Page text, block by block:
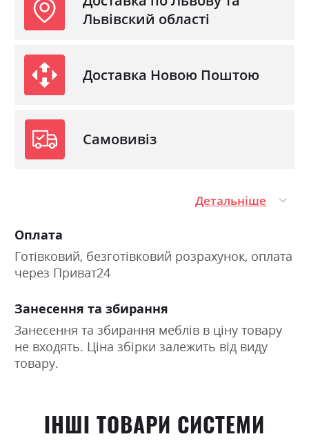
Стиль
мінімалізм, модерн
Матеріал
лакована ДСП
Львівский області
Доставка Новою Поштою
Самовивіз
Детальніше
Оплата
Готівковий, безготівковий розрахунок, оплата
через Приват24
Занесення та збирання
Занесення та збирання меблів в ціну товару
не входять. Ціна збірки залежить від виду
товару.
ІНШІ ТОВАРИ СИСТЕМИ